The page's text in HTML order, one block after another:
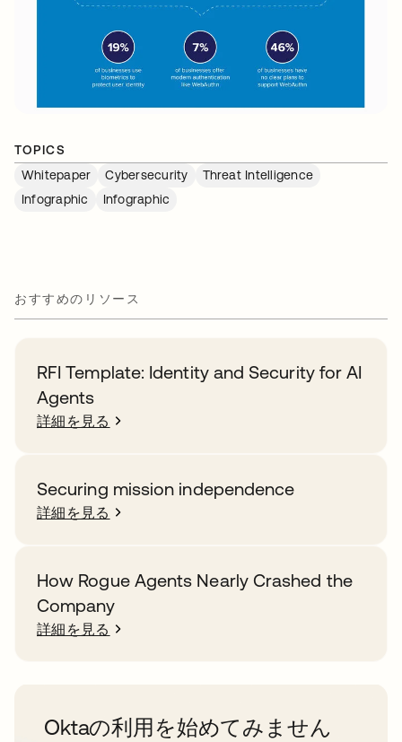
TOPICS
Whitepaper
Cybersecurity
Threat Intelligence
Infographic
Infographic
おすすめのリソース
RFI Template: Identity and Security for AI
Agents
詳細を見る
Securing mission independence
詳細を見る
How Rogue Agents Nearly Crashed the
Company
詳細を見る
Oktaの利用を始めてみません